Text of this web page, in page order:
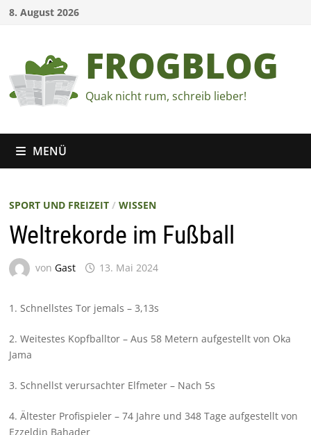
Zum8. August 2026
FROGBLOG
Quak nicht rum, schreib lieber!
MENÜ
SPORT UND FREIZEIT/ WISSEN
Weltrekorde im Fußball
von Gast 13. Mai 2024
1. Schnellstes Tor jemals – 3,13s
2. Weitestes Kopfballtor – Aus 58 Metern aufgestellt von Oka
Jama
3. Schnellst verursachter Elfmeter – Nach 5s
4. Ältester Profispieler – 74 Jahre und 348 Tage aufgestellt von
Ezzeldin Bahader